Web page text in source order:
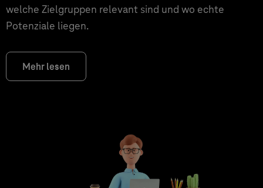
welche Zielgruppen relevant sind und wo echte
Potenziale liegen.
Mehr lesen